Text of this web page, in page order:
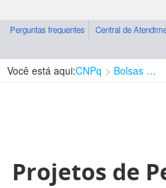
Perguntas frequentes Central de
Você está aqui:CNPq Bolsas e Auxílios Vigentes
Projetos de